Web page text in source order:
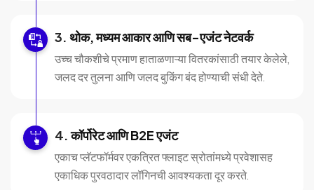
थोक, मध्यम आकार आणि सब-एजंट नेटवर्क
उच्च चौकशीचे प्रमाण हाताळणाऱ्या वितरकांसाठी तयार केलेले,
जलद दर तुलना आणि जलद बुकिंग बंद होण्याची संधी देते.
कॉर्पोरेट आणि B2E एजंट
एकाच प्लॅटफॉर्मवर एकत्रित फ्लाइट स्रोतांमध्ये प्रवेशासह
एकाधिक पुरवठादार लॉगिनची आवश्यकता दूर करते.